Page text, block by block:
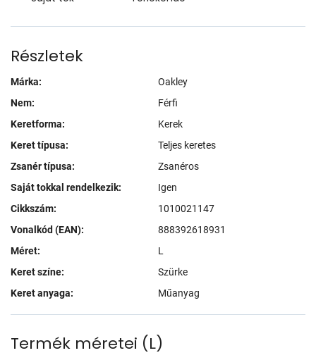
Részletek
Márka:
Oakley
Nem:
Férfi
Keretforma:
Kerek
Keret típusa:
Teljes keretes
Zsanér típusa:
Zsanéros
Saját tokkal rendelkezik:
Igen
Cikkszám:
1010021147
Vonalkód (EAN):
888392618931
Méret:
L
Keret színe:
Szürke
Keret anyaga:
Műanyag
Termék méretei (L)